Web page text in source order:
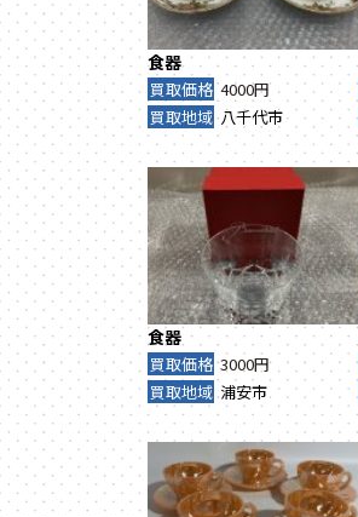
食器
買取価格 4000円
買取地域 八千代市
食器
買取価格 3000円
買取地域 浦安市